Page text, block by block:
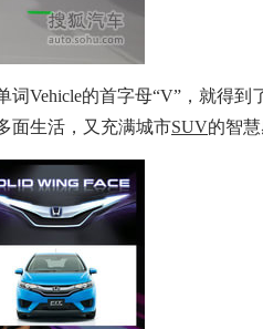
的首字母“V”，就得到
面生活，又充满城市SUV的智慧